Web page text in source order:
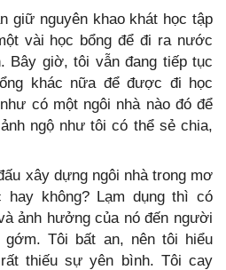
giữ nguyên khao khát học tập
vài học bổng để đi ra nước
Bây giờ, tôi vẫn đang tiếp tục
khác nữa để được đi học
có một ngôi nhà nào đó để
ngộ như tôi có thể sẻ chia,
xây dựng ngôi nhà trong mơ
không? Lạm dụng thì có
ảnh hưởng của nó đến người
Tôi bất an, nên tôi hiểu
thiếu sự yên bình. Tôi cay